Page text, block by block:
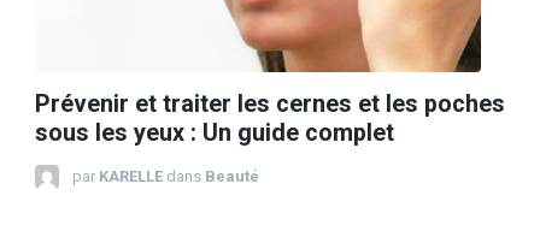
Prévenir et traiter les cernes et les poches
sous les yeux : Un guide complet
par KARELLE dans Beauté